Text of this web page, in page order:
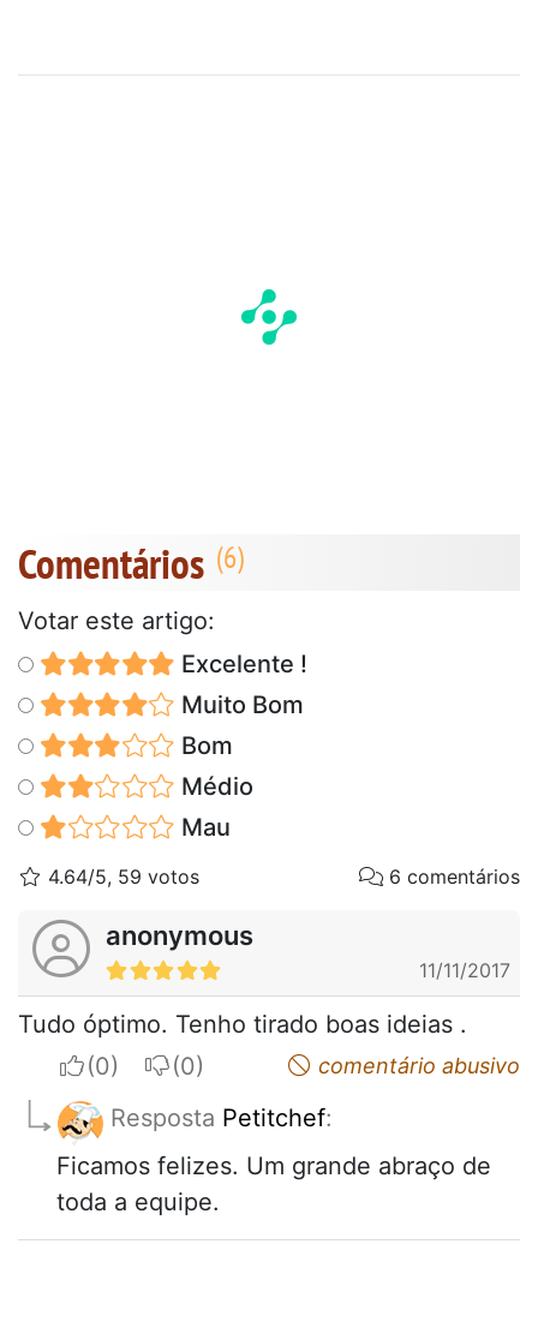
Comentários
Votar este artigo:
Excelente !
Muito Bom
Bom
Médio
Mau
4.64/5, 59 votos 6 comentários
anonymous
11/11/2017
Tudo óptimo. Tenho tirado boas ideias .
I apreciateI do not appreciatecomentário abusivo
Resposta Petitchef:
Ficamos felizes. Um grande abraço de
toda a equipe.